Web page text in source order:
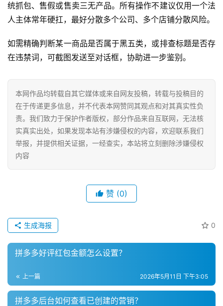
统抓包、售假或售卖三无产品。所有操作不建议仅用一个法
人主体常年硬扛，最好分散多个公司、多个店铺分散风险。
如需精确判断某一商品是否属于黑五类，或排查标题是否存
在违禁词，可截图发送至对话框，协助进一步鉴别。
本网作品均转载自其它媒体或来自网友投稿，转载与投稿目的
在于传递更多信息，并不代表本网赞同其观点和对其真实性负
责。我们致力于保护作者版权，部分作品来自互联网，无法核
实真实出处，如果发现本站有涉嫌侵权的内容，欢迎联系我们
举报，并提供相关证据，一经查实，本站将立刻删除涉嫌侵权
内容
赞 (0)
0
生成海报
拼多多好评红包金额怎么设置？
上一篇 2026年5月11日 下午3:05
拼多多后台如何查看已创建的营销？